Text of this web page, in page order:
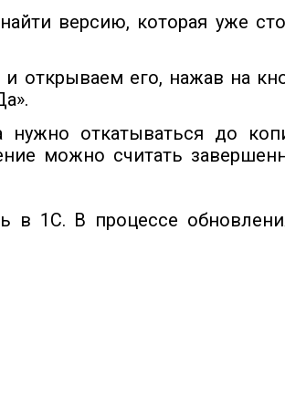
версию, которая уже
открываем его, нажав на
откатываться до
можно считать
в 1С. В процессе